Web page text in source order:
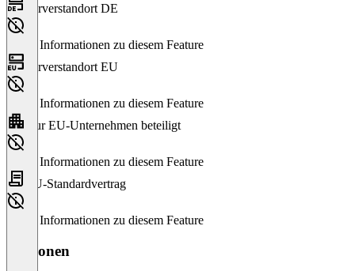
Serverstandort DE
Keine Informationen zu diesem Feature
Serverstandort EU
Keine Informationen zu diesem Feature
Nur EU-Unternehmen beteiligt
Keine Informationen zu diesem Feature
EU-Standardvertrag
Keine Informationen zu diesem Feature
Versionen